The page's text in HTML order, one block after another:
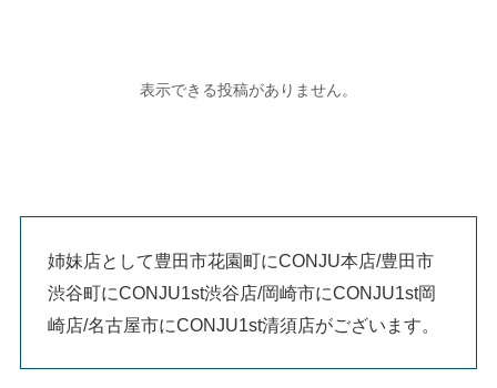
姉妹店として豊田市花園町にCONJU本店/豊田市
渋谷町にCONJU1st渋谷店/岡崎市にCONJU1st岡
崎店/名古屋市にCONJU1st清須店がございます。